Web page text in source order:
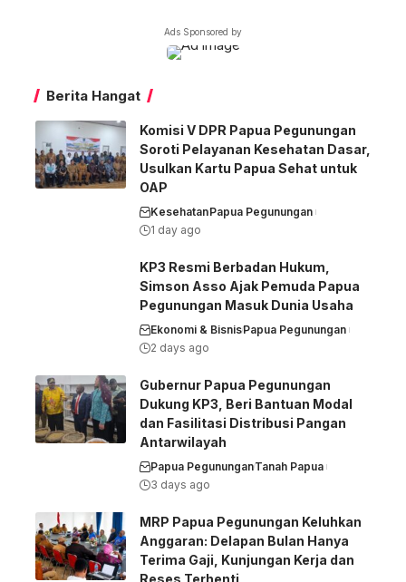
Ads Sponsored by
Berita Hangat
Komisi V DPR Papua Pegunungan
Soroti Pelayanan Kesehatan Dasar,
Usulkan Kartu Papua Sehat untuk
OAP
KesehatanPapua Pegunungan
1 day ago
KP3 Resmi Berbadan Hukum,
Simson Asso Ajak Pemuda Papua
Pegunungan Masuk Dunia Usaha
Ekonomi & BisnisPapua Pegunungan
2 days ago
Gubernur Papua Pegunungan
Dukung KP3, Beri Bantuan Modal
dan Fasilitasi Distribusi Pangan
Antarwilayah
Papua PegununganTanah Papua
3 days ago
MRP Papua Pegunungan Keluhkan
Anggaran: Delapan Bulan Hanya
Terima Gaji, Kunjungan Kerja dan
Reses Terhenti